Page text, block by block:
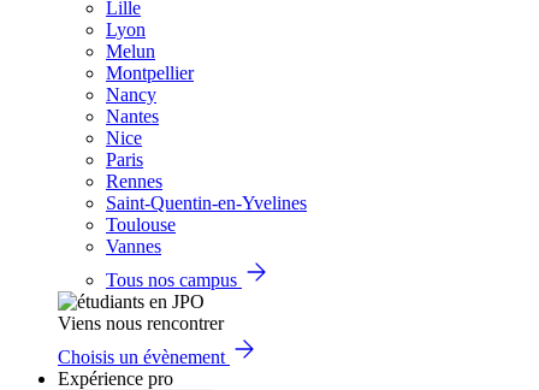
Lille
Lyon
Melun
Montpellier
Nancy
Nantes
Nice
Paris
Rennes
Saint-Quentin-en-Yvelines
Toulouse
Vannes
Tous nos campus
Viens nous rencontrer
Choisis un évènement
Expérience pro